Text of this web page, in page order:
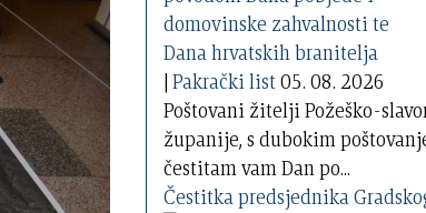
|Pakrački list05. 08. 2026
Poštovani žitelji Požeško-
županije, s dubokim
čestitam vam Dan po...
Čestitka predsjednika